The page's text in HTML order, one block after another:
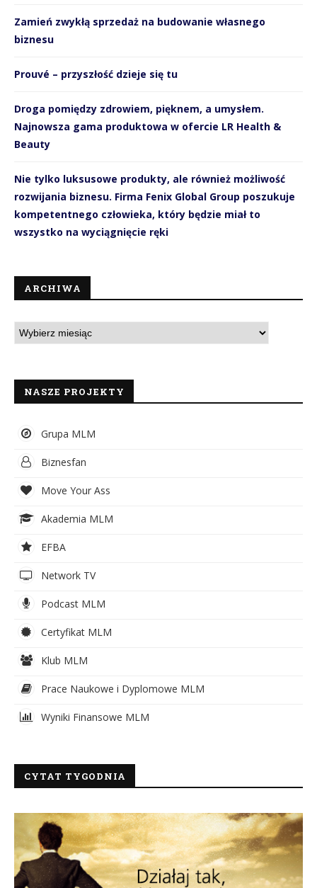
Zamień zwykłą sprzedaż na budowanie własnego
biznesu
Prouvé – przyszłość dzieje się tu
Droga pomiędzy zdrowiem, pięknem, a umysłem.
Najnowsza gama produktowa w ofercie LR Health &
Beauty
Nie tylko luksusowe produkty, ale również możliwość
rozwijania biznesu. Firma Fenix Global Group poszukuje
kompetentnego człowieka, który będzie miał to
wszystko na wyciągnięcie ręki
ARCHIWA
NASZE PROJEKTY
Grupa MLM
Biznesfan
Move Your Ass
Akademia MLM
EFBA
Network TV
Podcast MLM
Certyfikat MLM
Klub MLM
Prace Naukowe i Dyplomowe MLM
Wyniki Finansowe MLM
CYTAT TYGODNIA